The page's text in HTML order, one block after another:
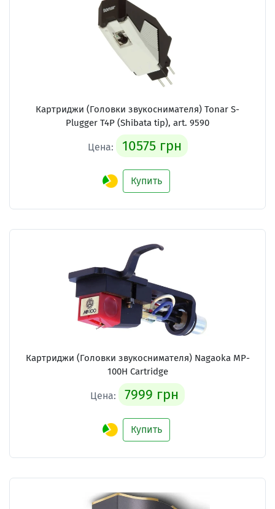
Картриджи (Головки звукоснимателя) Tonar S-
Plugger T4P (Shibata tip), art. 9590
Цена: 10575 грн
Купить
Картриджи (Головки звукоснимателя) Nagaoka MP-
100H Cartridge
Цена: 7999 грн
Купить